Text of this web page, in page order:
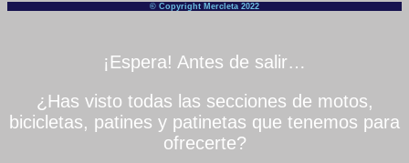
© Copyright Mercleta 2022
¡Espera! Antes de salir…
¿Has visto todas las secciones de motos,
bicicletas, patines y patinetas que tenemos para
ofrecerte?